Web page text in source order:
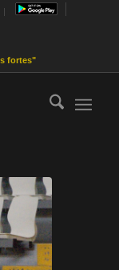
fortes"